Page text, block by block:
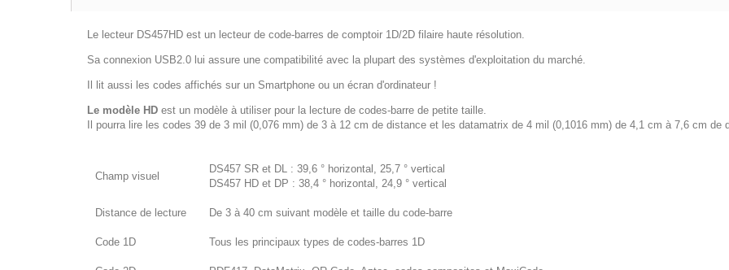
Le lecteur DS457HD est un lecteur de code-barres de comptoir 1D/2D filaire haute résolution.
Sa connexion USB2.0 lui assure une compatibilité avec la plupart des systèmes d'exploitation du marché.
Il lit aussi les codes affichés sur un Smartphone ou un écran d'ordinateur !
Le modèle HD est un modèle à utiliser pour la lecture de codes-barre de petite taille.
Il pourra lire les codes 39 de 3 mil (0,076 mm) de 3 à 12 cm de distance et les datamatrix de 4 mil (0,1016 mm) de 4,1 cm à 7,6 cm de
Champ visuel
DS457 SR et DL : 39,6 ° horizontal, 25,7 ° vertical
DS457 HD et DP : 38,4 ° horizontal, 24,9 ° vertical
Distance de lecture De 3 à 40 cm suivant modèle et taille du code-barre
Code 1D Tous les principaux types de codes-barres 1D